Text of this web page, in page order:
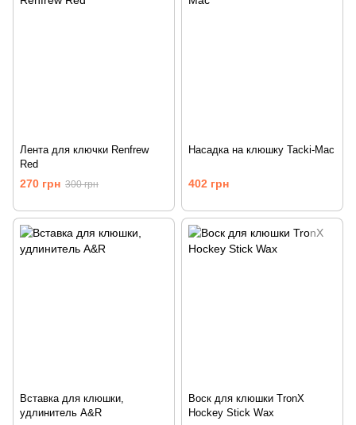
Лента для ключки Renfrew
Red
270 грн 300 грн
Наcадка на клюшку Tacki-Mac
402 грн
Вставка для клюшки,
удлинитель A&R
Воск для клюшки TronX
Hockey Stick Wax